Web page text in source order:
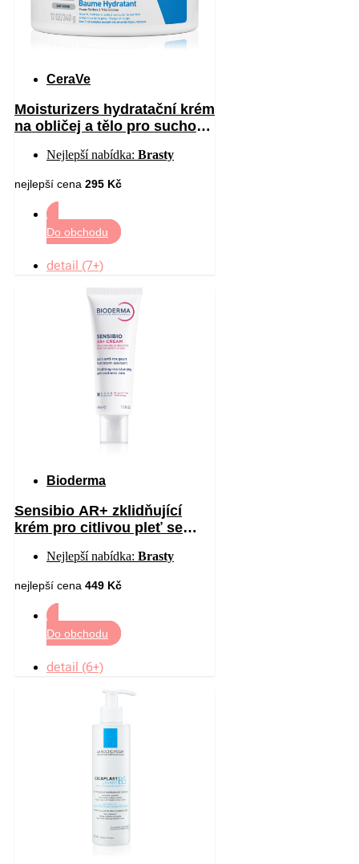
CeraVe
Moisturizers hydratační krém
na obličej a tělo pro suchou
340 gNejlepší nabídka: Brasty
nejlepší cena 295 Kč
Do obchodu
detail (7+)
Bioderma
Sensibio AR+ zklidňující
krém pro citlivou pleť se
Nejlepší nabídka: Brasty
nejlepší cena 449 Kč
Do obchodu
detail (6+)